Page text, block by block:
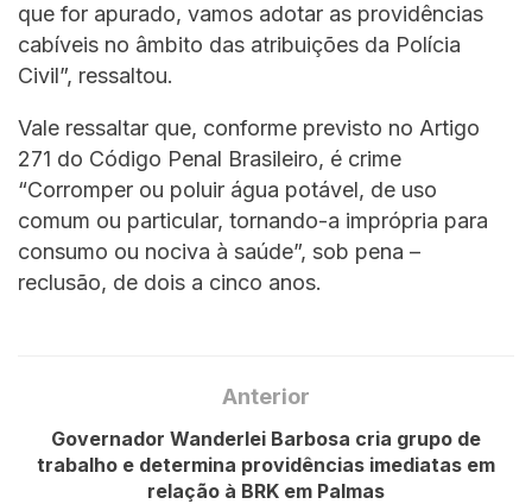
que for apurado, vamos adotar as providências
cabíveis no âmbito das atribuições da Polícia
Civil”, ressaltou.
Vale ressaltar que, conforme previsto no Artigo
271 do Código Penal Brasileiro, é crime
“Corromper ou poluir água potável, de uso
comum ou particular, tornando-a imprópria para
consumo ou nociva à saúde”, sob pena –
reclusão, de dois a cinco anos.
Anterior
Governador Wanderlei Barbosa cria grupo de
trabalho e determina providências imediatas em
relação à BRK em Palmas